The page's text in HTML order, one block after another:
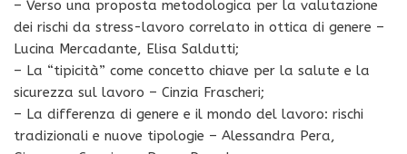
– Verso una proposta metodologica per la valutazione
dei rischi da stress-lavoro correlato in ottica di genere –
Lucina Mercadante, Elisa Saldutti;
– La “tipicità” come concetto chiave per la salute e la
sicurezza sul lavoro – Cinzia Frascheri;
– La differenza di genere e il mondo del lavoro: rischi
tradizionali e nuove tipologie – Alessandra Pera,